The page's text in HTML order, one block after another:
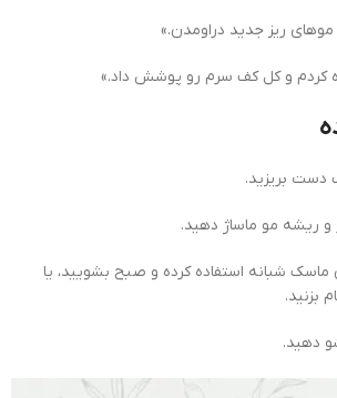
موهای ریز جدید دراومدن.»
کردم و کل کف سرم رو پوشش داد.»
دست بریزید.
ریشه مو ماساژ دهید.
ماسک شبانه استفاده کرده و صبح بشویید، یا
دهید.